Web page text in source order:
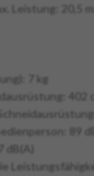
Leistung: 20,5
7 kg
402
89